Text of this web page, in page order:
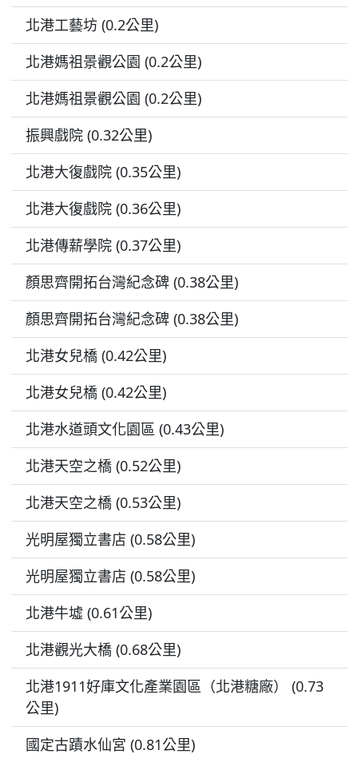
北港工藝坊 (0.2公里)
北港媽祖景觀公園 (0.2公里)
北港媽祖景觀公園 (0.2公里)
振興戲院 (0.32公里)
北港大復戲院 (0.35公里)
北港大復戲院 (0.36公里)
北港傳薪學院 (0.37公里)
顏思齊開拓台灣紀念碑 (0.38公里)
顏思齊開拓台灣紀念碑 (0.38公里)
北港女兒橋 (0.42公里)
北港女兒橋 (0.42公里)
北港水道頭文化園區 (0.43公里)
北港天空之橋 (0.52公里)
北港天空之橋 (0.53公里)
光明屋獨立書店 (0.58公里)
光明屋獨立書店 (0.58公里)
北港牛墟 (0.61公里)
北港觀光大橋 (0.68公里)
北港1911好庫文化產業園區（北港糖廠） (0.73
公里)
國定古蹟水仙宮 (0.81公里)